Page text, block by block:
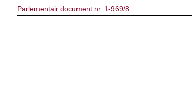
Parlementair document nr. 1-969/8